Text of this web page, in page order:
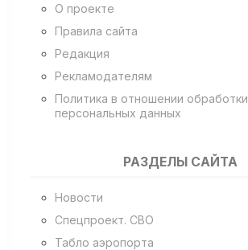
О проекте
Правила сайта
Редакция
Рекламодателям
Политика в отношении обработки
персональных данных
РАЗДЕЛЫ САЙТА
Новости
Спецпроект. СВО
Табло аэропорта